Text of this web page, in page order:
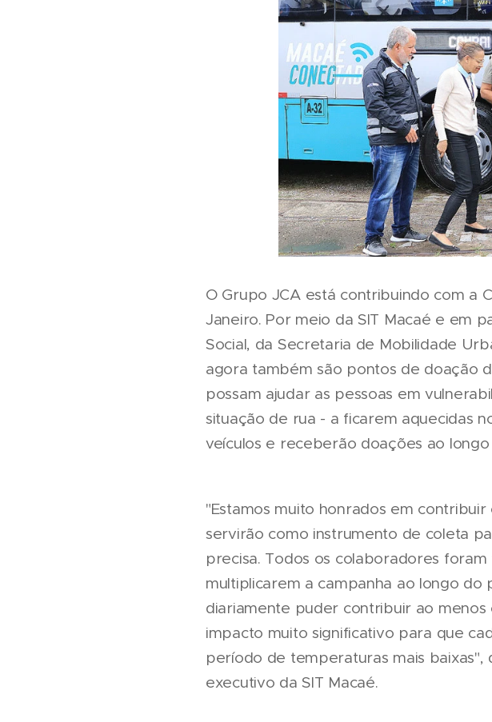
O Grupo JCA está contribuindo com a
Janeiro. Por meio da SIT Macaé e em
Social, da Secretaria de Mobilidade
agora também são pontos de doação
possam ajudar as pessoas em
situação de rua - a ficarem aquecidas
veículos e receberão doações ao
"Estamos muito honrados em
servirão como instrumento de coleta
precisa. Todos os colaboradores
multiplicarem a campanha ao longo
diariamente puder contribuir ao
impacto muito significativo para que
período de temperaturas mais baixas",
executivo da SIT Macaé.